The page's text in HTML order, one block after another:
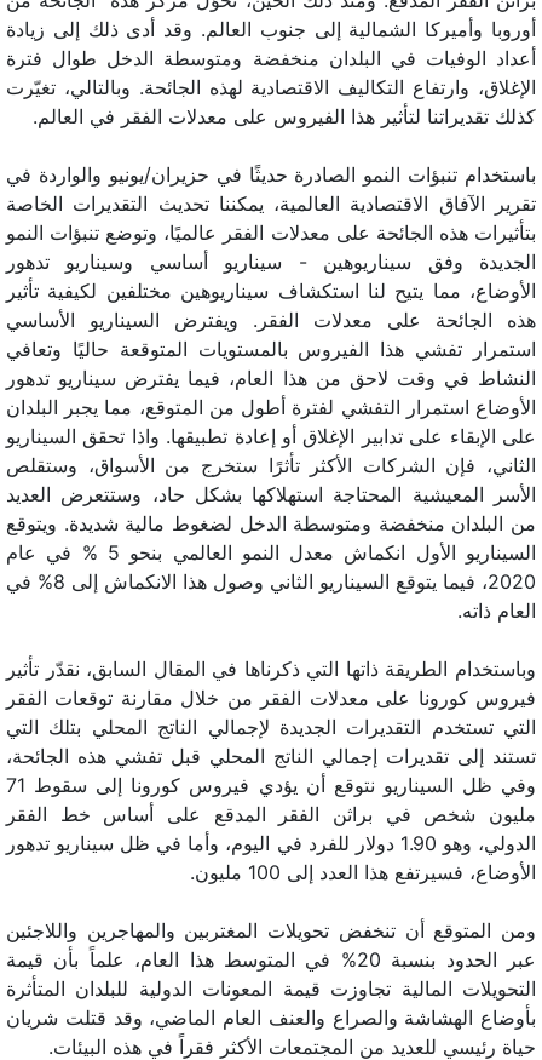
أوروبا وأميركا الشمالية إلى جنوب العالم. وقد أدى ذلك إلى زيادة
أعداد الوفيات في البلدان منخفضة ومتوسطة الدخل طوال فترة
الإغلاق، وارتفاع التكاليف الاقتصادية لهذه الجائحة. وبالتالي، تغيّرت
كذلك تقديراتنا لتأثير هذا الفيروس على معدلات الفقر في العالم.
باستخدام تنبؤات النمو الصادرة حديثًا في حزيران/يونيو والواردة في
تقرير الآفاق الاقتصادية العالمية، يمكننا تحديث التقديرات الخاصة
بتأثيرات هذه الجائحة على معدلات الفقر عالميًا، وتوضع تنبؤات النمو
الجديدة وفق سيناريوهين - سيناريو أساسي وسيناريو تدهور
الأوضاع، مما يتيح لنا استكشاف سيناريوهين مختلفين لكيفية تأثير
هذه الجائحة على معدلات الفقر. ويفترض السيناريو الأساسي
استمرار تفشي هذا الفيروس بالمستويات المتوقعة حاليًا وتعافي
النشاط في وقت لاحق من هذا العام، فيما يفترض سيناريو تدهور
الأوضاع استمرار التفشي لفترة أطول من المتوقع، مما يجبر البلدان
على الإبقاء على تدابير الإغلاق أو إعادة تطبيقها. واذا تحقق السيناريو
الثاني، فإن الشركات الأكثر تأثرًا ستخرج من الأسواق، وستقلص
الأسر المعيشية المحتاجة استهلاكها بشكل حاد، وستتعرض العديد
من البلدان منخفضة ومتوسطة الدخل لضغوط مالية شديدة. ويتوقع
السيناريو الأول انكماش معدل النمو العالمي بنحو 5 % في عام
2020، فيما يتوقع السيناريو الثاني وصول هذا الانكماش إلى 8% في
العام ذاته.
وباستخدام الطريقة ذاتها التي ذكرناها في المقال السابق، نقدّر تأثير
فيروس كورونا على معدلات الفقر من خلال مقارنة توقعات الفقر
التي تستخدم التقديرات الجديدة لإجمالي الناتج المحلي بتلك التي
تستند إلى تقديرات إجمالي الناتج المحلي قبل تفشي هذه الجائحة،
وفي ظل السيناريو نتوقع أن يؤدي فيروس كورونا إلى سقوط 71
مليون شخص في براثن الفقر المدقع على أساس خط الفقر
الدولي، وهو 1.90 دولار للفرد في اليوم، وأما في ظل سيناريو تدهور
الأوضاع، فسيرتفع هذا العدد إلى 100 مليون.
ومن المتوقع أن تنخفض تحويلات المغتربين والمهاجرين واللاجئين
عبر الحدود بنسبة 20% في المتوسط هذا العام، علماً بأن قيمة
التحويلات المالية تجاوزت قيمة المعونات الدولية للبلدان المتأثرة
بأوضاع الهشاشة والصراع والعنف العام الماضي، وقد قتلت شريان
حياة رئيسي للعديد من المجتمعات الأكثر فقراً في هذه البيئات.